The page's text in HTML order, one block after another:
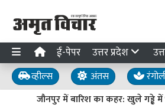
ई-पेपर उत्तर प्रदेश
व्हील्स अंतस
जौनपुर में बारिश का कहर: खुले गड्ढे